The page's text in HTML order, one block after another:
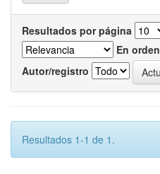
Resultados por página
En orden
Autor/registro
Resultados 1-1 de 1.